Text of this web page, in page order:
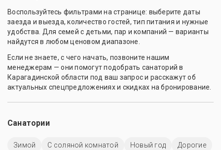
Воспользуйтесь фильтрами на странице: выберите даты
заезда и выезда, количество гостей, тип питания и нужные
удобства. Для семей с детьми, пар и компаний — варианты
найдутся в любом ценовом диапазоне.
Если не знаете, с чего начать, позвоните нашим
менеджерам — они помогут подобрать санаторий в
Карагадинской области под ваш запрос и расскажут об
актуальных спецпредложениях и скидках на бронирование.
Санатории
Зимой С соляной комнатой Новый год
Дорогие